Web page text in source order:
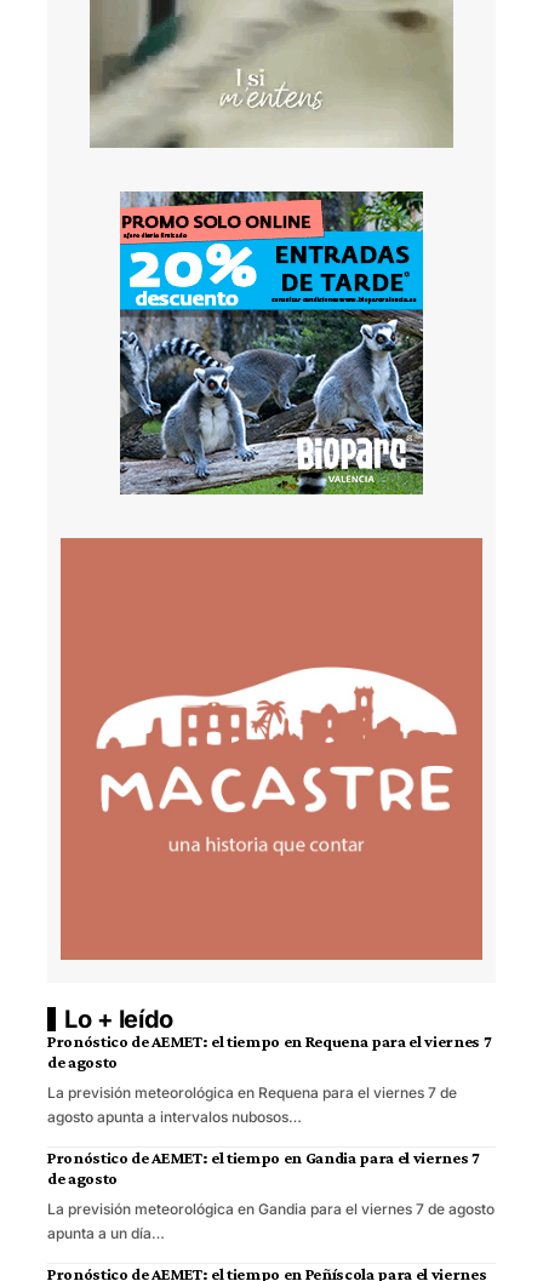
Lo + leído
Pronóstico de AEMET: el tiempo en Requena para el viernes 7
de agosto
La previsión meteorológica en Requena para el viernes 7 de
agosto apunta a intervalos nubosos…
Pronóstico de AEMET: el tiempo en Gandia para el viernes 7
de agosto
La previsión meteorológica en Gandia para el viernes 7 de agosto
apunta a un día…
Pronóstico de AEMET: el tiempo en Peñíscola para el viernes